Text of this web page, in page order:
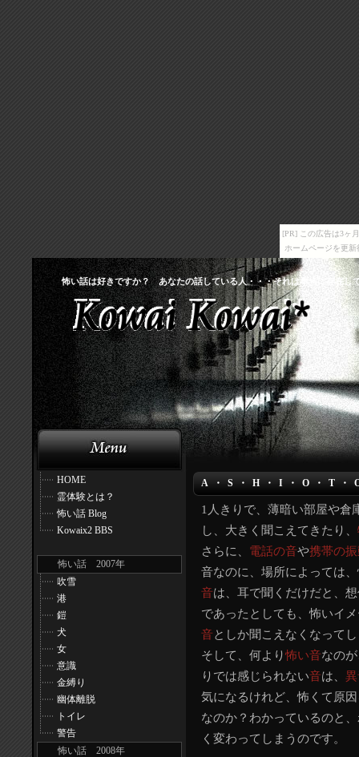
[PR] この広告は3ヶ
ホームページを更
怖い話は好きですか？ あなたの話している人・・・それは本当に存在し
A・S・H・I・O・T
1人きりで、薄暗い部屋や倉
し、大きく聞こえてきたり、
さらに、 電話の音や携帯の
音なのに、場所によっては
音は、耳で聞くだけだと、
であったとしても、怖いイ
音としか聞こえなくなって
そして、何より怖い音なの
りでは感じられない音は、
気になるけれど、怖くて原
なのか？わかっているのと
く変わってしまうのです。
HOME
霊体験とは？
怖い話 Blog
Kowaix2 BBS
怖い話 2007年
吹雪
港
鎧
犬
女
意識
金縛り
幽体離脱
トイレ
警告
怖い話 2008年